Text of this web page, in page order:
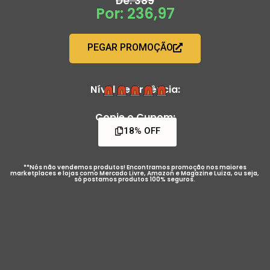
Por: 236,97
PEGAR PROMOÇÃO
Nível de Urgência:
Copie o Cupom:
18% OFF
**Nós não vendemos produtos! Encontramos promoção nos maiores
marketplaces e lojas como Mercado Livre, Amazon e Magazine Luiza, ou seja,
só postamos produtos 100% seguros.